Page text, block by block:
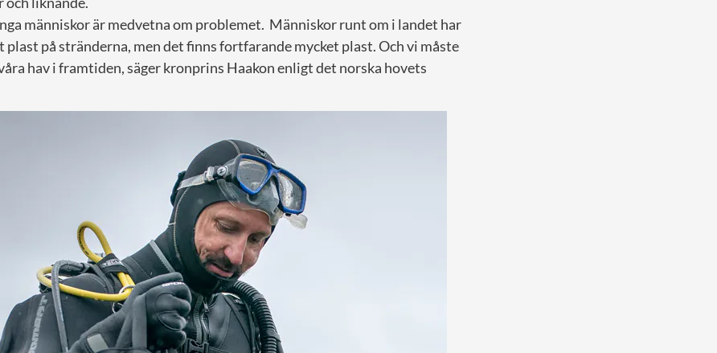
människor är medvetna om problemet. Människor runt om i landet har
plast på stränderna, men det finns fortfarande mycket plast.Och vi måste
hav i framtiden, säger kronprins Haakon enligt det norska hovets